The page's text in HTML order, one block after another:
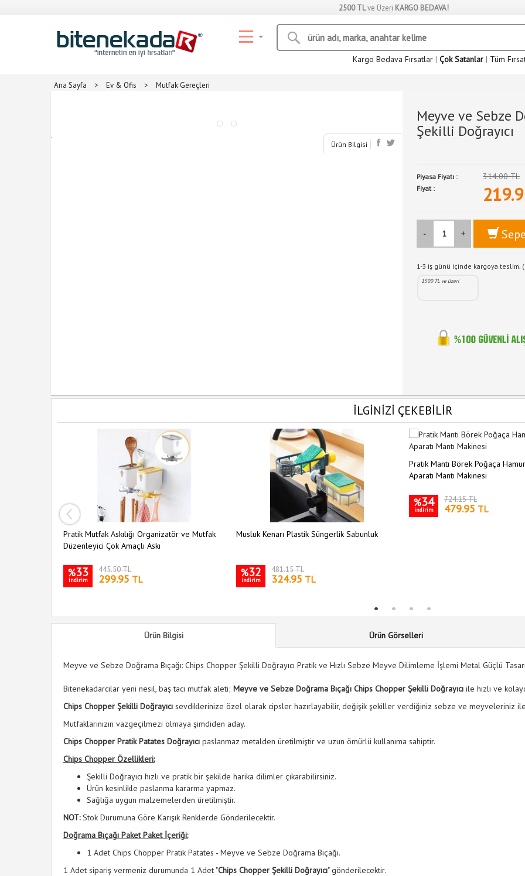
2500 TLve Üzeri KARGO BEDAVA!
Kargo Bedava Fırsatlar | Çok Satanlar | Tüm
Ana Sayfa > Ev & Ofis > Mutfak Gereçleri
.
Ürün Bilgisi
Meyve ve Sebze
Şekilli Doğrayıcı
Piyasa Fiyatı : 314.00 TL
Fiyat :
- +
1-3 iş günü içinde kargoya teslim.
1500 TL ve üzeri
İLGİNİZİ ÇEKEBİLİR
Pratik Mutfak Askılığı Organizatör ve Mutfak
Düzenleyici Çok Amaçlı Askı
%33
indirim
445.50 TL
299.95 TL
Musluk Kenarı Plastik Süngerlik Sabunluk
%32
indirim
481.15 TL
324.95 TL
Pratik Mantı Börek Poğaça
Aparatı Mantı Makinesi
%34
indirim
724.15 TL
479.95 TL
Ürün Bilgisi Ürün Görselleri
Meyve ve Sebze Doğrama Bıçağı: Chips Chopper Şekilli Doğrayıcı Pratik ve Hızlı Sebze Meyve Dilimleme İşlemi Metal Güçlü
Bitenekadarcılar yeni nesil, baş tacı mutfak aleti; Meyve ve Sebze Doğrama Bıçağı Chips Chopper Şekilli Doğrayıcı ile hızlı ve
Chips Chopper Şekilli Doğrayıcı sevdiklerinize özel olarak cipsler hazırlayabilir, değişik şekiller verdiğiniz sebze ve meyveleriniz
Mutfaklarınızın vazgeçilmezi olmaya şimdiden aday.
Chips Chopper Pratik Patates Doğrayıcı paslanmaz metalden üretilmiştir ve uzun ömürlü kullanıma sahiptir.
Chips Chopper Özellikleri:
Şekilli Doğrayıcı hızlı ve pratik bir şekilde harika dilimler çıkarabilirsiniz.
Ürün kesinlikle paslanma kararma yapmaz.
Sağlığa uygun malzemelerden üretilmiştir.
NOT:Stok Durumuna Göre Karışık Renklerde Gönderilecektir.
Doğrama Bıçağı Paket Paket İçeriği:
1 Adet Chips Chopper Pratik Patates - Meyve ve Sebze Doğrama Bıçağı.
1 Adet sipariş vermeniz durumunda 1 Adet "Chips Chopper Şekilli Doğrayıcı" gönderilecektir.